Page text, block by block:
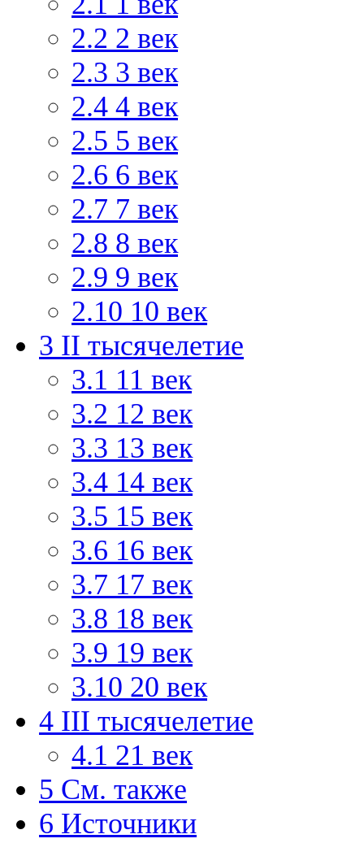
2.2 2 век
2.3 3 век
2.4 4 век
2.5 5 век
2.6 6 век
2.7 7 век
2.8 8 век
2.9 9 век
2.10 10 век
3 II тысячелетие
3.1 11 век
3.2 12 век
3.3 13 век
3.4 14 век
3.5 15 век
3.6 16 век
3.7 17 век
3.8 18 век
3.9 19 век
3.10 20 век
4 III тысячелетие
4.1 21 век
5 См. также
6 Источники